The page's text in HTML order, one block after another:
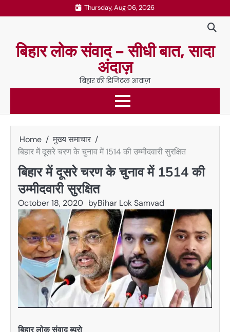
to
Thursday, Aug 06, 2026
बिहार लोक संवाद – सीधी बात, सादा
अंदाज़
बिहार की डिजिटल आवाज़
Home
मुख्य समाचार
बिहार में दूसरे चरण के चुनाव में 1514 की उम्मीदवारी सुरक्षित
बिहार में दूसरे चरण के चुनाव में 1514 की
उम्मीदवारी सुरक्षित
October 18, 2020 byBihar Lok Samvad
बिहार लोक संवाद ब्यूरो